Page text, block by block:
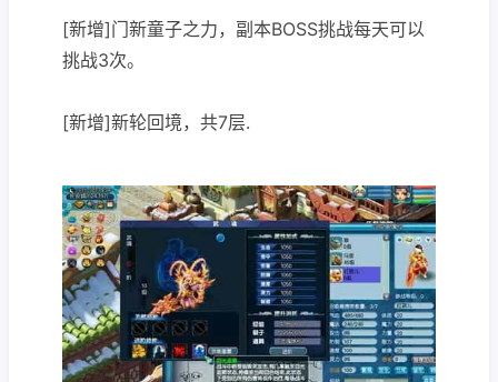
[新增]门新童子之力，副本BOSS挑战每天可以
挑战3次。
[新增]新轮回境，共7层.